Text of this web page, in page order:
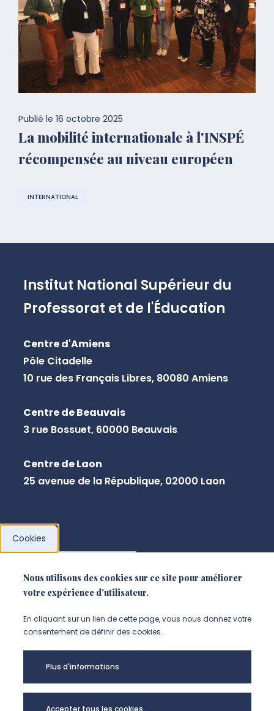
Publié le 16 octobre 2025
La mobilité internationale à l'INSPÉ
récompensée au niveau européen
INTERNATIONAL
Institut National Supérieur du
Professorat et de l'Éducation
Centre d'Amiens
Pôle Citadelle
10 rue des Français Libres, 80080 Amiens
Centre de Beauvais
3 rue Bossuet, 60000 Beauvais
Centre de Laon
25 avenue de la République, 02000 Laon
Cookies
Nous utilisons des cookies sur ce site pour améliorer
votre expérience d'utilisateur.
En cliquant sur un lien de cette page, vous nous donnez votre
consentement de définir des cookies.
Plus d'informations
Accepter tous les cookies